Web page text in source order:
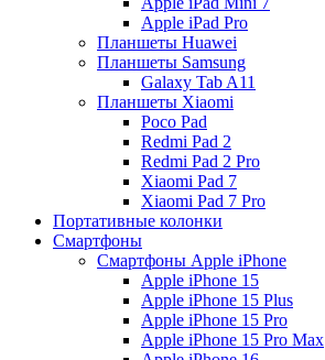
Apple iPad Pro
Планшеты Huawei
Планшеты Samsung
Galaxy Tab A11
Планшеты Xiaomi
Poco Pad
Redmi Pad 2
Redmi Pad 2 Pro
Xiaomi Pad 7
Xiaomi Pad 7 Pro
Портативные колонки
Смартфоны
Смартфоны Apple iPhone
Apple iPhone 15
Apple iPhone 15 Plus
Apple iPhone 15 Pro
Apple iPhone 15 Pro Max